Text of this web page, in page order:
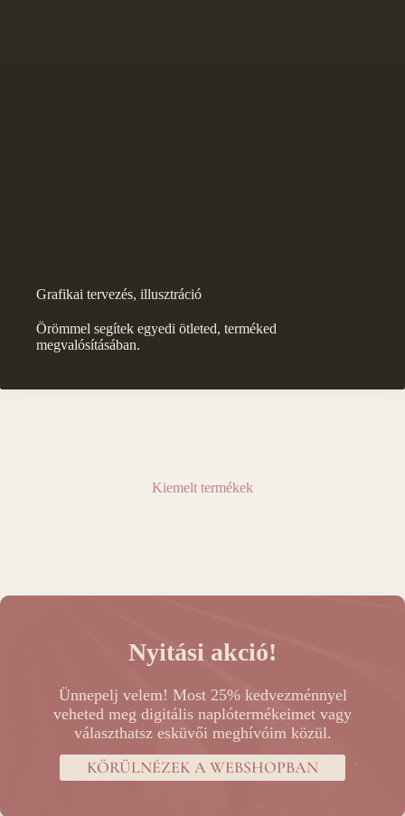
Grafikai tervezés, illusztráció
Örömmel segítek egyedi ötleted, terméked
megvalósításában.
Kiemelt termékek
Nyitási akció!
Ünnepelj velem! Most 25% kedvezménnyel
veheted meg digitális naplótermékeimet vagy
választhatsz esküvői meghívóim közül.
KÖRÜLNÉZEK A WEBSHOPBAN